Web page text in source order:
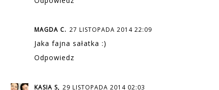
MAGDA C. 27 LISTOPADA 2014 22:09
Jaka fajna sałatka :)
Odpowiedz
KASIA S, 29 LISTOPADA 2014 02:03